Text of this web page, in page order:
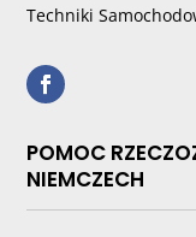
Techniki
POMOC
NIEMCZECH